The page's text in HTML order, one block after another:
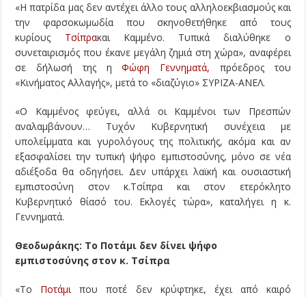
«Η πατρίδα μας δεν αντέχει άλλο τους αλληλοεκβιασμούς και
την φαρσοκωμωδία που σκηνοθετήθηκε από τους
κυρίους Τσίπρακαι Καμμένο. Τυπικά διαλύθηκε ο
συνεταιρισμός που έκανε μεγάλη ζημιά στη χώρα», αναφέρει
σε δήλωσή της ηΦώφη Γεννηματά, πρόεδρος του
«Κινήματος Αλλαγής», μετά το «διαζύγιο» ΣΥΡΙΖΑ-ΑΝΕΛ.
«Ο Καμμένος φεύγει, αλλά οι Καμμένοι των Πρεσπών
αναλαμβάνουν… Τυχόν Κυβερνητική συνέχεια με
υπολείμματα και γυρολόγους της πολιτικής, ακόμα και αν
εξασφαλίσει την τυπική ψήφο εμπιστοσύνης, μόνο σε νέα
αδιέξοδα θα οδηγήσει. Δεν υπάρχει λαϊκή και ουσιαστική
εμπιστοσύνη στον κ.Τσίπρα και στον ετερόκλητο
Κυβερνητικό θίασό του. Εκλογές τώρα», καταλήγει η κ.
Γεννηματά.
Θεοδωράκης: Το Ποτάμι δεν δίνει ψήφο
εμπιστοσύνης στον κ. Τσίπρα
«Το Ποτάμιπου ποτέ δεν κρύφτηκε, έχει από καιρό